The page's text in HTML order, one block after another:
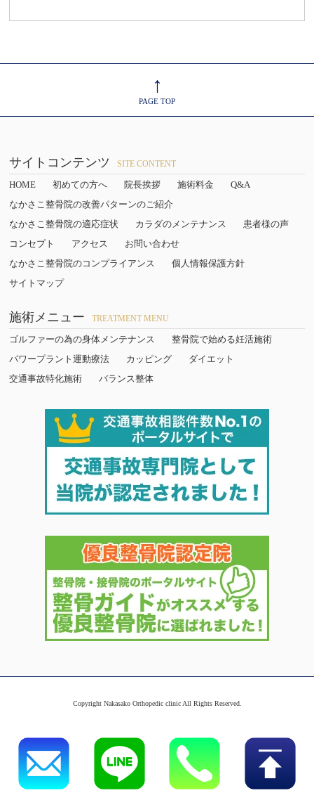
↑
PAGE TOP
サイトコンテンツ SITE CONTENT
HOME 初めての方へ 院長挨拶 施術料金
Q&A
なかさこ整骨院の改善パターンのご紹介
なかさこ整骨院の適応症状
カラダのメンテナンス
患者様の声
コンセプト
アクセス
お問い合わせ
なかさこ整骨院のコンプライアンス
個人情報保護方針
サイトマップ
施術メニュー TREATMENT MENU
ゴルファーの為の身体メンテナンス
整骨院で始める妊活施術
パワープラント運動療法
カッピング
ダイエット
交通事故特化施術
バランス整体
Copyright Nakasako Orthopedic clinic All Rights Reserved.